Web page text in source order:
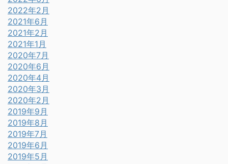
2022年2月
2021年6月
2021年2月
2021年1月
2020年7月
2020年6月
2020年4月
2020年3月
2020年2月
2019年9月
2019年8月
2019年7月
2019年6月
2019年5月